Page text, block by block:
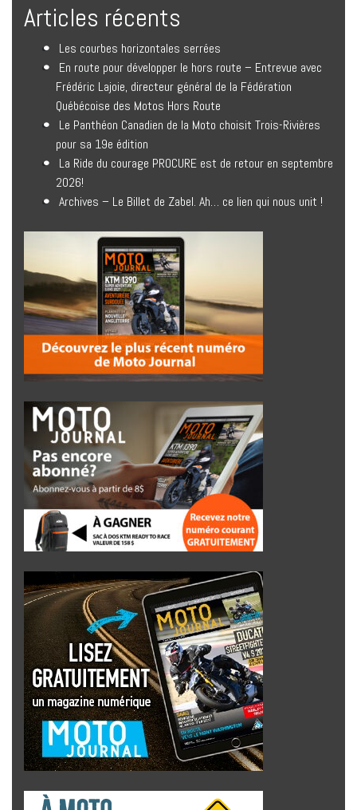
Articles récents
Les courbes horizontales serrées
En route pour développer le hors route – Entrevue avec
Frédéric Lajoie, directeur général de la Fédération
Québécoise des Motos Hors Route
Le Panthéon Canadien de la Moto choisit Trois-Rivières
pour sa 19e édition
La Ride du courage PROCURE est de retour en septembre
2026!
Archives – Le Billet de Zabel. Ah… ce lien qui nous unit !